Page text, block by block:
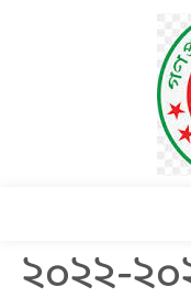
২০২২-